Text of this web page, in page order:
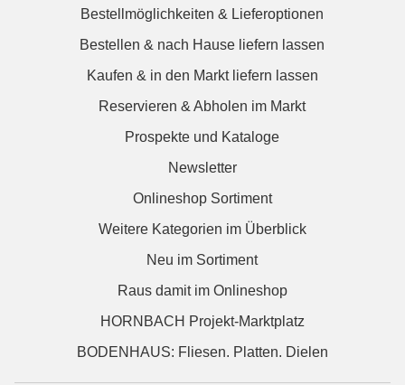
Bestellmöglichkeiten & Lieferoptionen
Bestellen & nach Hause liefern lassen
Kaufen & in den Markt liefern lassen
Reservieren & Abholen im Markt
Prospekte und Kataloge
Newsletter
Onlineshop Sortiment
Weitere Kategorien im Überblick
Neu im Sortiment
Raus damit im Onlineshop
HORNBACH Projekt-Marktplatz
BODENHAUS: Fliesen. Platten. Dielen